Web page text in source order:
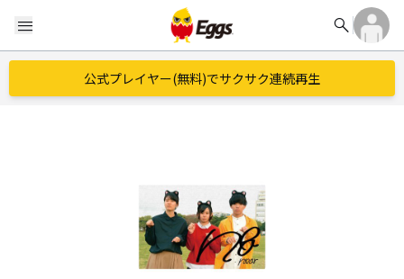
menu search
公式プレイヤー(無料)でサクサク連続再生